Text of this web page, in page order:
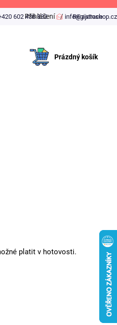
Přihlášení Registrace
602 436 833 info@ajetoshop.cz
Prázdný košík
platit v hotovosti.